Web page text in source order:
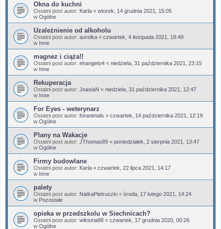
Okna do kuchni
Ostatni post autor: Karla « wtorek, 14 grudnia 2021, 15:05
w Ogólne
Uzależnienie od alkoholu
Ostatni post autor: aurelka « czwartek, 4 listopada 2021, 18:49
w Inne
magnez i ciąża!!
Ostatni post autor: ehangeto4 « niedziela, 31 października 2021, 23:15
w Inne
Rekuperacja
Ostatni post autor: JoasiaN « niedziela, 31 października 2021, 12:47
w Inne
For Eyes - weterynarz
Ostatni post autor: foranimals « czwartek, 14 października 2021, 12:19
w Ogólne
Plany na Wakacje
Ostatni post autor: JThomas89 « poniedziałek, 2 sierpnia 2021, 13:47
w Ogólne
Firmy budowlane
Ostatni post autor: Karla « czwartek, 22 lipca 2021, 14:17
w Inne
palety
Ostatni post autor: NatkaPietruszki « środa, 17 lutego 2021, 14:24
w Pozostałe
opieka w przedszkolu w Siechnicach?
Ostatni post autor: wiktoria88 « czwartek, 17 grudnia 2020, 00:26
w Ogólne